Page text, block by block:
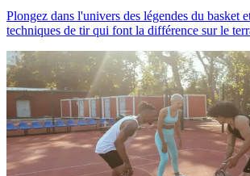
Plongez dans l'univers des légendes du basket
techniques de tir qui font la différence sur le